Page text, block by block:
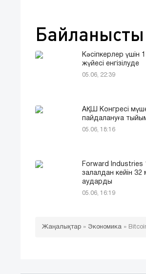
Кәсіпкерлер үшін
жүйесі енгізілуде
05.06, 22:39
АҚШ Конгресі
пайдалануға
05.06, 18:16
Forward
залалдан кейін
аударды
05.06, 16:19
Жаңалықтар » Экономика »